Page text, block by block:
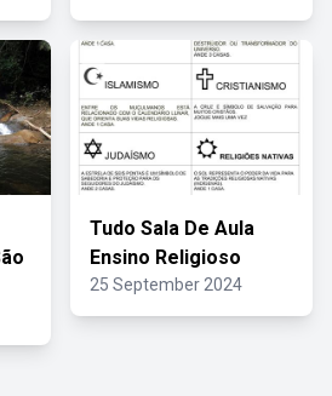
Tudo Sala De Aula
Ensino Religioso
25 September 2024